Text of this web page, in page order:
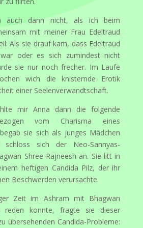
auch dann nicht, als ich beim
mit meiner Frau Edeltraud
Als sie drauf kam, dass Edeltraud
oder es sich zumindest nicht
sie nur noch frecher. Im Laufe
wich die knisternde Erotik
einer Seelenverwandtschaft.
mir Anna dann die folgende
vom Charisma eines
sie sich als junges Mädchen
sich der Neo-Sannyas-
Shree Rajneesh an. Sie litt in
heftigen Candida Pilz, der ihr
Beschwerden verursachte.
Zeit im Ashram mit Bhagwan
reden konnte, fragte sie dieser
übersehenden Candida-Probleme: